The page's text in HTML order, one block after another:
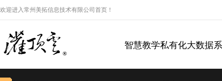
欢迎进入常州美拓信息技术有限公司首页！
智慧教学私有化大数据